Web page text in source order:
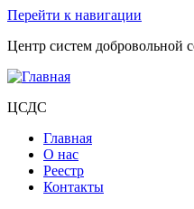
Перейти к навигации
Центр систем добровольной
ЦСДС
Главная
О нас
Реестр
Контакты